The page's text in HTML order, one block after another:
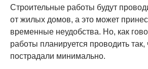
Строительные работы будут
от жилых домов, а это может
временные неудобства. Но, как
работы планируется проводить
пострадали минимально.